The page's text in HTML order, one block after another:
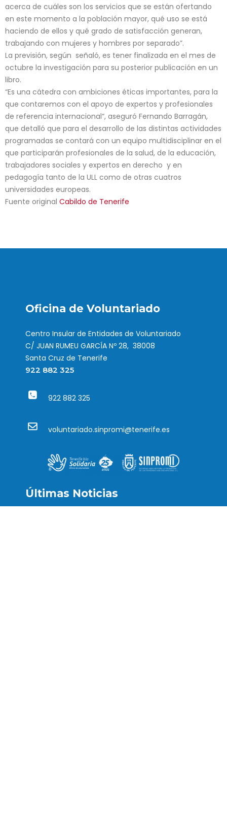
acerca de cuáles son los servicios que se están ofertando
en este momento a la población mayor, qué uso se está
haciendo de ellos y qué grado de satisfacción generan,
trabajando con mujeres y hombres por separado”.
La previsión, según señaló, es tener finalizada en el mes de
octubre la investigación para su posterior publicación en un
libro.
“Es una cátedra con ambiciones éticas importantes, para la
que contaremos con el apoyo de expertos y profesionales
de referencia internacional“, aseguró Fernando Barragán,
que detalló que para el desarrollo de las distintas actividades
programadas se contará con un equipo multidisciplinar en el
que participarán profesionales de la salud, de la educación,
trabajadores sociales y expertos en derecho y en
pedagogía tanto de la ULL como de otras cuatros
universidades europeas.
Fuente original Cabildo de Tenerife
Oficina de Voluntariado
Centro Insular de Entidades de Voluntariado
C/ JUAN RUMEU GARCÍA Nº 28, 38008
Santa Cruz de Tenerife
922 882 325
922 882 325
voluntariado.sinpromi@tenerife.es
Últimas Noticias